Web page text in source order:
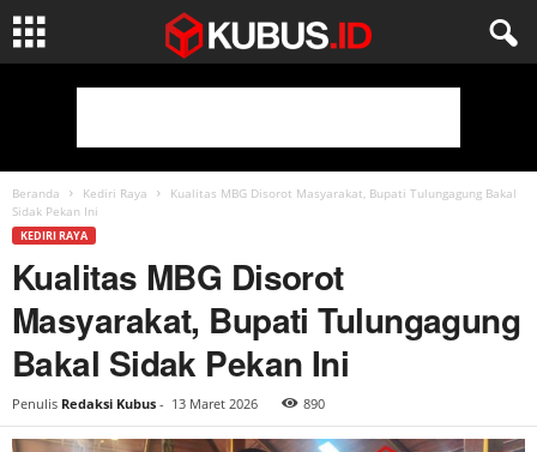
Beranda Kediri Raya
Kualitas MBG Disorot Masyarakat, Bupati Tulungagung Bakal
Sidak Pekan Ini
KEDIRI RAYA
Kualitas MBG Disorot
Masyarakat, Bupati Tulungagung
Bakal Sidak Pekan Ini
Penulis Redaksi Kubus - 13 Maret 2026 890